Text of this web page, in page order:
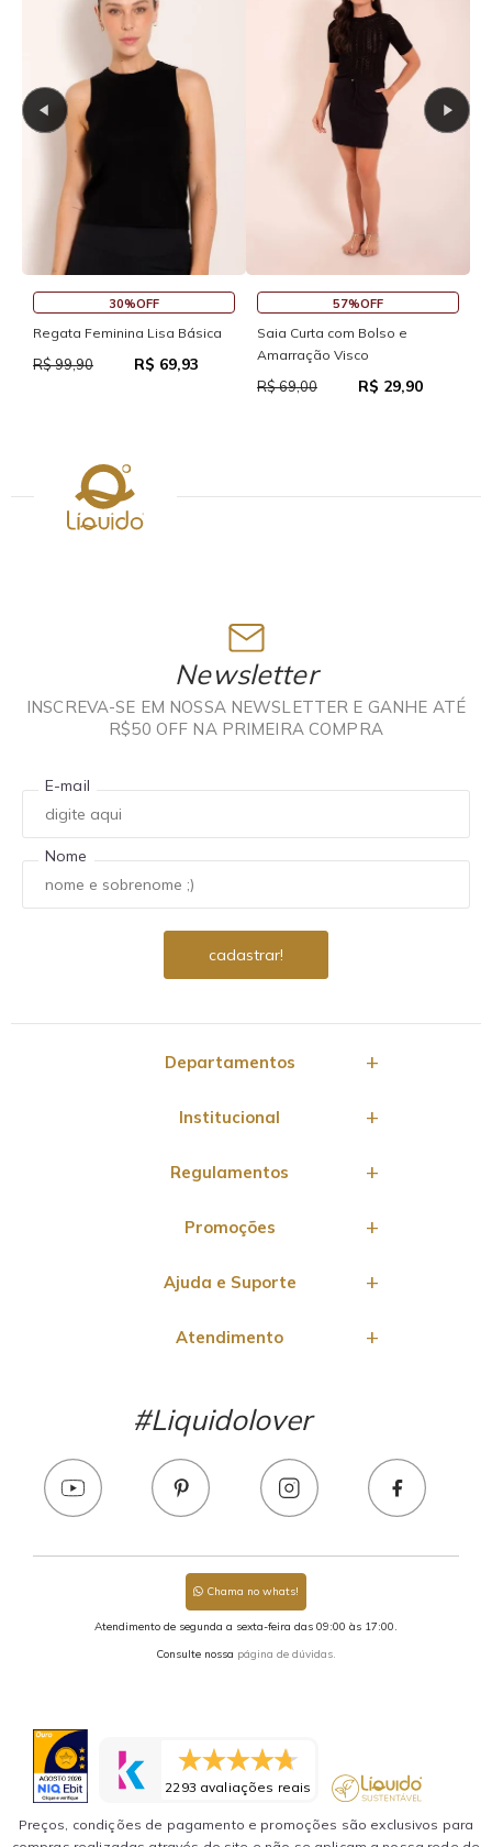
30%OFF
Regata Feminina Lisa Básica
R$ 99,90 R$ 69,93
57%OFF
Saia Curta com Bolso e
Amarração Visco
R$ 69,00 R$ 29,90
Newsletter
INSCREVA-SE EM NOSSA NEWSLETTER E GANHE ATÉ
R$50 OFF NA PRIMEIRA COMPRA
E-mail
Nome
Departamentos
Institucional
Regulamentos
Promoções
Ajuda e Suporte
Atendimento
#Liquidolover
Chama no whats!
Atendimento de segunda a sexta-feira das 09:00 às 17:00.
Consulte nossa página de dúvidas.
2293 avaliações reais
Preços, condições de pagamento e promoções são exclusivos para